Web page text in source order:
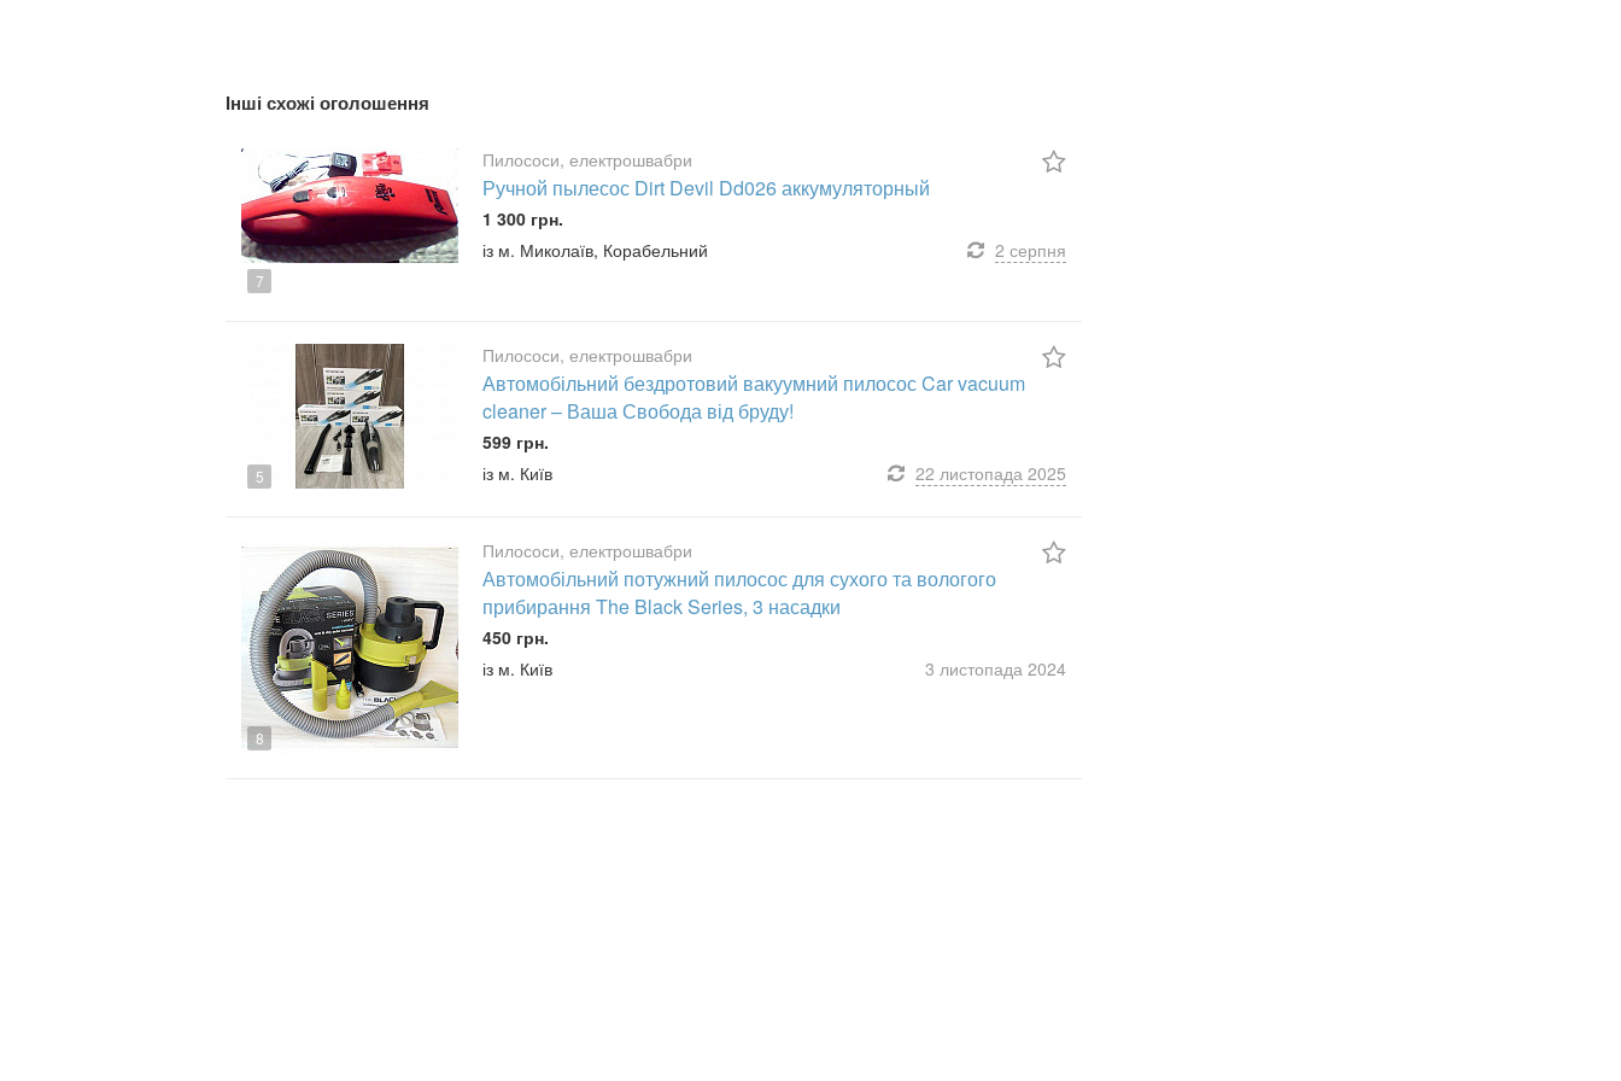
Інші схожі оголошення
7
Пилососи, електрошвабри
Ручной пылесос Dirt Devil Dd026 аккумуляторный
1 300 грн.
із м. Миколаїв, Корабельний
2 серпня
5
Пилососи, електрошвабри
Автомобільний бездротовий вакуумний пилосос Car vacuum
cleaner – Ваша Свобода від бруду!
599 грн.
із м. Київ
22 листопада 2025
8
Пилососи, електрошвабри
Автомобільний потужний пилосос для сухого та вологого
прибирання The Black Series, 3 насадки
450 грн.
із м. Київ
3 листопада 2024